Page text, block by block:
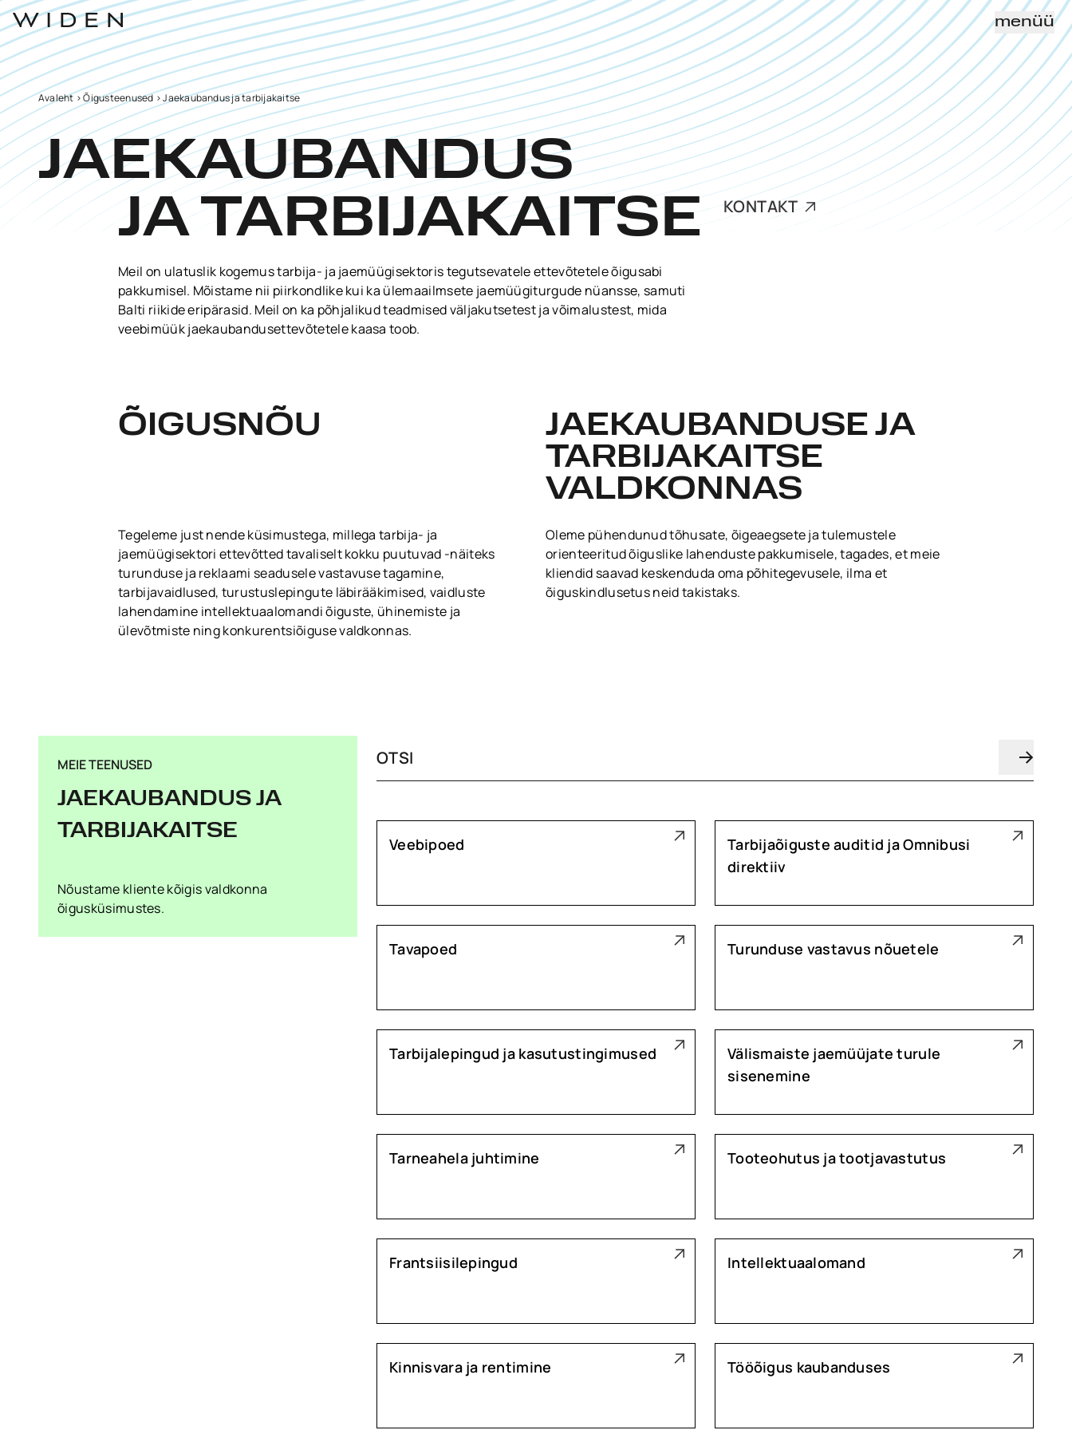
menüü
Avaleht> Õigusteenused>Jaekaubandus ja tarbijakaitse
JAEKAUBANDUS
JA TARBIJAKAITSE
KONTAKT
Meil on ulatuslik kogemus tarbija- ja jaemüügisektoris tegutsevatele ettevõtetele õigusabi
pakkumisel. Mõistame nii piirkondlike kui ka ülemaailmsete jaemüügiturgude nüansse, samuti
Balti riikide eripärasid. Meil on ka põhjalikud teadmised väljakutsetest ja võimalustest, mida
veebimüük jaekaubandusettevõtetele kaasa toob.
ÕIGUSNÕU
JAEKAUBANDUSE JA
TARBIJAKAITSE
VALDKONNAS
Tegeleme just nende küsimustega, millega tarbija- ja
jaemüügisektori ettevõtted tavaliselt kokku puutuvad -näiteks
turunduse ja reklaami seadusele vastavuse tagamine,
tarbijavaidlused, turustuslepingute läbirääkimised, vaidluste
lahendamine intellektuaalomandi õiguste, ühinemiste ja
ülevõtmiste ning konkurentsiõiguse valdkonnas.
Oleme pühendunud tõhusate, õigeaegsete ja tulemustele
orienteeritud õiguslike lahenduste pakkumisele, tagades, et meie
kliendid saavad keskenduda oma põhitegevusele, ilma et
õiguskindlusetus neid takistaks.
MEIE TEENUSED
JAEKAUBANDUS JA
TARBIJAKAITSE
Nõustame kliente kõigis valdkonna
õigusküsimustes.
Veebipoed
Tarbijaõiguste auditid ja Omnibusi
direktiiv
Tavapoed Turunduse vastavus nõuetele
Tarbijalepingud ja kasutustingimused
Välismaiste jaemüüjate turule
sisenemine
Tarneahela juhtimine Tooteohutus ja tootjavastutus
Frantsiisilepingud Intellektuaalomand
Kinnisvara ja rentimine Tööõigus kaubanduses